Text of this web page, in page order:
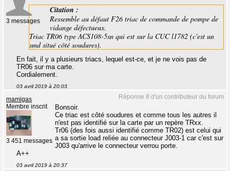
3 messages
Citation :
Ressemble au défaut F26 triac de commande de pompe de
vidange défectueux.
Triac TR06 type ACS108-5sn qui est sur la CUC l1782 (c'est un
smd situé côté soudures).
En fait, il y a plusieurs triacs, lequel est-ce, et je ne vois pas de
TR06 sur ma carte.
Cordialement.
03 avril 2019 à 20:03
Réponse 8 d'un contributeur du forum
mamigas
Membre inscrit
3 451 messages
Bonsoir.
Ce triac est côté soudures et comme tous les autres il
n'est pas identifié sur la carte par un repère TRxx.
Tr06 (des fois aussi identifié comme TR02) est celui qui
a sa sortie load reliée au connecteur J003-1 car c'est sur
J003 qu'arrive le connecteur verrou porte.
A++
03 avril 2019 à 20:37